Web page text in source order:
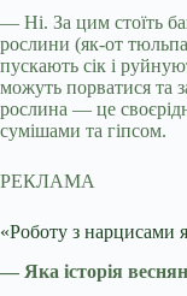
— Ні. За цим стоїть
рослини (як-от
пускають сік і
можуть порватися та
рослина — це
сумішами та гіпсом.
РЕКЛАМА
«Роботу з нарцисами
— Яка історія